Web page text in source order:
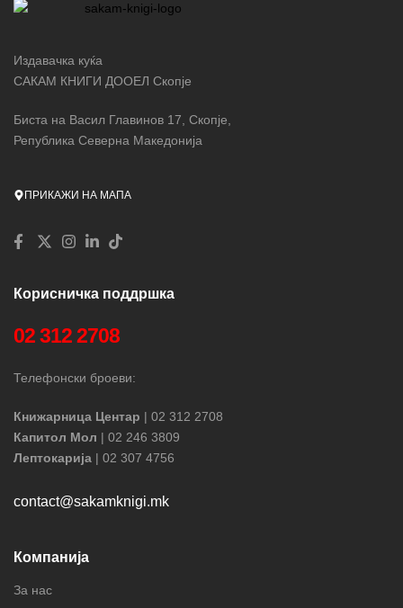
Издавачка куќа
САКАМ КНИГИ ДООЕЛ Скопје
Биста на Васил Главинов 17, Скопје,
Република Северна Македонија
ПРИКАЖИ НА МАПА
Корисничка поддршка
02 312 2708
Телефонски броеви:
Книжарница Центар | 02 312 2708
Капитол Мол | 02 246 3809
Лептокарија | 02 307 4756
contact@sakamknigi.mk
Компанија
За нас